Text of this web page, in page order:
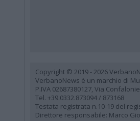
Copyright © 2019 - 2026
VerbanoNews è un marchio di
P.IVA 02687380127, Via
Tel. +39.0332.873094 / 873168
Testata registrata n.10-19 del
Direttore responsabile: Marco